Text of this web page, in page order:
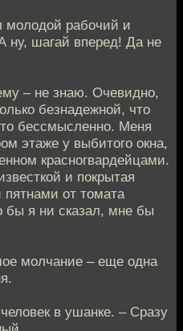
молодой рабочий и
ну, шагай вперед! Да не
– не знаю. Очевидно,
безнадежной, что
бессмысленно. Меня
этаже у выбитого окна,
красногвардейцами.
и покрытая
от томата
бы я ни сказал, мне бы
молчание – еще одна
в ушанке. – Сразу